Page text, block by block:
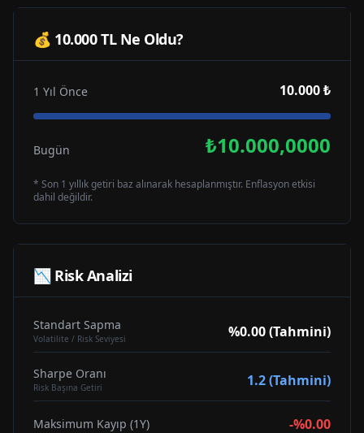
💰 10.000 TL Ne Oldu?
1 Yıl Önce 10.000 ₺
Bugün ₺10.000,0000
* Son 1 yıllık getiri baz alınarak hesaplanmıştır. Enflasyon etkisi
dahil değildir.
📉 Risk Analizi
Standart Sapma
Volatilite / Risk Seviyesi %0.00 (Tahmini)
Sharpe Oranı
Risk Başına Getiri 1.2 (Tahmini)
Maksimum Kayıp (1Y) -%0.00